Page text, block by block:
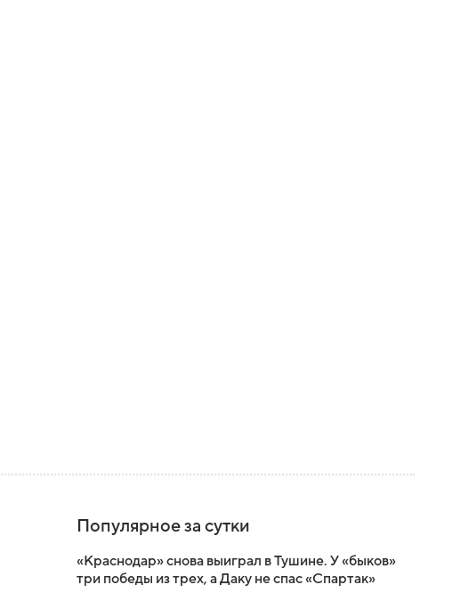
Популярное за сутки
«Краснодар» снова выиграл в Тушине. У «быков»
три победы из трех, а Даку не спас «Спартак»